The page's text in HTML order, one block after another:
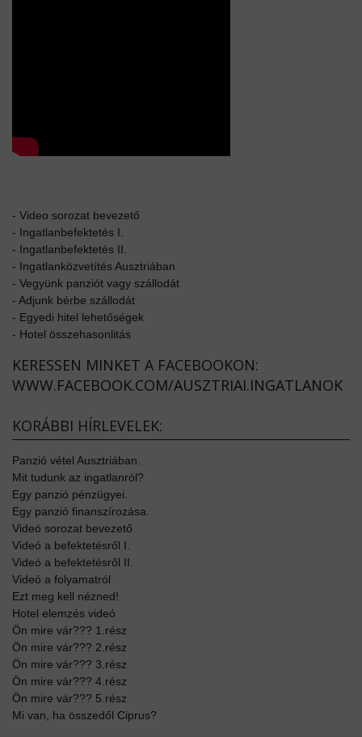
- Video sorozat bevezető
- Ingatlanbefektetés I.
- Ingatlanbefektetés II.
- Ingatlanközvetítés Ausztriában
- Vegyünk panziót vagy szállodát
- Adjunk bérbe szállodát
- Egyedi hitel lehetőségek
- Hotel összehasonlitás
KERESSEN MINKET A FACEBOOKON:
WWW.FACEBOOK.COM/AUSZTRIAI.INGATLANOK
KORÁBBI HÍRLEVELEK:
Panzió vétel Ausztriában.
Mit tudunk az ingatlanról?
Egy panzió pénzügyei.
Egy panzió finanszírozása.
Videó sorozat bevezető
Videó a befektetésről I.
Videó a befektetésről II.
Videó a folyamatról
Ezt meg kell nézned!
Hotel elemzés videó
Ön mire vár??? 1.rész
Ön mire vár??? 2.rész
Ön mire vár??? 3.rész
Ön mire vár??? 4.rész
Ön mire vár??? 5.rész
Mi van, ha összedől Ciprus?